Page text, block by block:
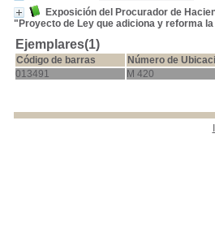
Exposición del Procurador de
"Proyecto de Ley que adiciona y reforma
Ejemplares(1)
Código de barras
Número de
013491
M 420